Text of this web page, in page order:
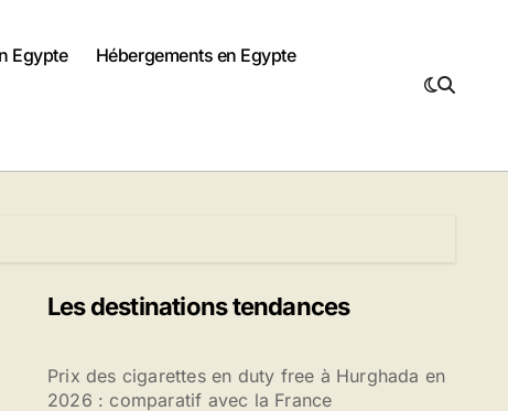
Egypte Hébergements en Egypte
Les destinations tendances
Prix des cigarettes en duty free à Hurghada en
2026 : comparatif avec la France